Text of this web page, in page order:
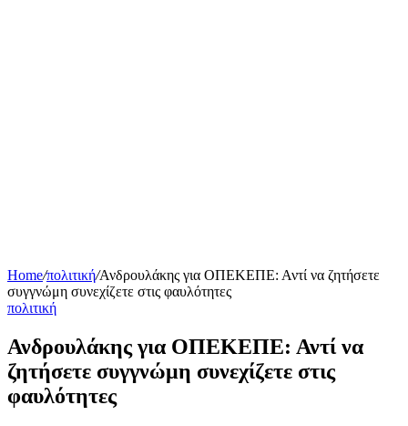
Home/πολιτική/Ανδρουλάκης για ΟΠΕΚΕΠΕ: Αντί να ζητήσετε
συγγνώμη συνεχίζετε στις φαυλότητες
πολιτική
Ανδρουλάκης για ΟΠΕΚΕΠΕ: Αντί να
ζητήσετε συγγνώμη συνεχίζετε στις
φαυλότητες